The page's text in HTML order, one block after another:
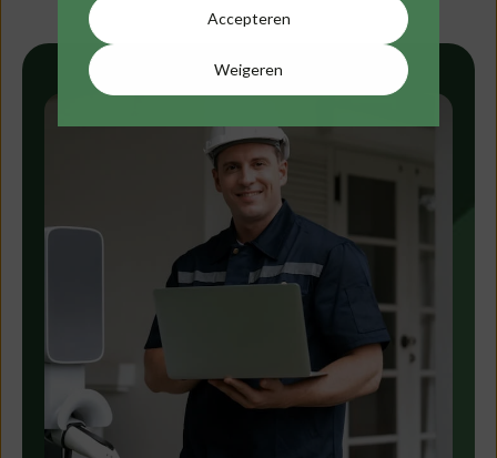
Accepteren
Weigeren